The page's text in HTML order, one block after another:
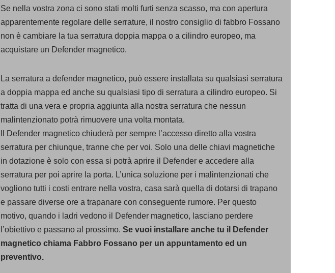
Se nella vostra zona ci sono stati molti furti senza scasso, ma con apertura
apparentemente regolare delle serrature, il nostro consiglio di fabbro Fossano
non è cambiare la tua serratura doppia mappa o a cilindro europeo, ma
acquistare un Defender magnetico.
La serratura a defender magnetico, può essere installata su qualsiasi serratura
a doppia mappa ed anche su qualsiasi tipo di serratura a cilindro europeo. Si
tratta di una vera e propria aggiunta alla nostra serratura che nessun
malintenzionato potrà rimuovere una volta montata.
Il Defender magnetico chiuderà per sempre l’accesso diretto alla vostra
serratura per chiunque, tranne che per voi. Solo una delle chiavi magnetiche
in dotazione è solo con essa si potrà aprire il Defender e accedere alla
serratura per poi aprire la porta. L’unica soluzione per i malintenzionati che
vogliono tutti i costi entrare nella vostra, casa sarà quella di dotarsi di trapano
e passare diverse ore a trapanare con conseguente rumore. Per questo
motivo, quando i ladri vedono il Defender magnetico, lasciano perdere
l’obiettivo e passano al prossimo. Se vuoi installare anche tu il Defender
magnetico chiama Fabbro Fossano per un appuntamento ed un
preventivo.